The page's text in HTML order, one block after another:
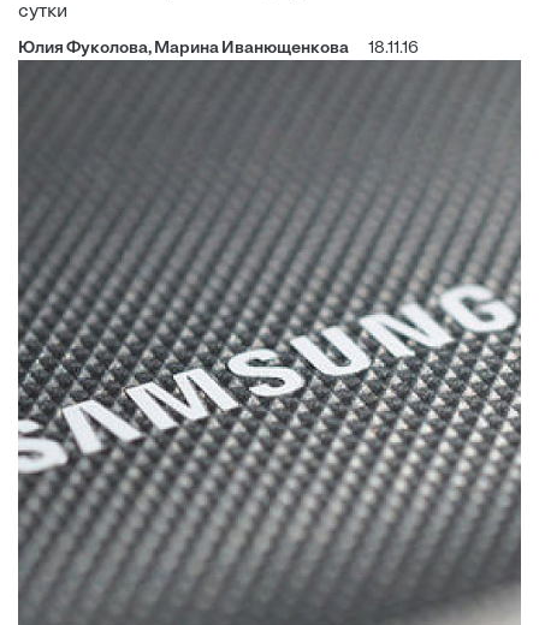
сутки
Юлия Фуколова, Марина Иванющенкова 18.11.16